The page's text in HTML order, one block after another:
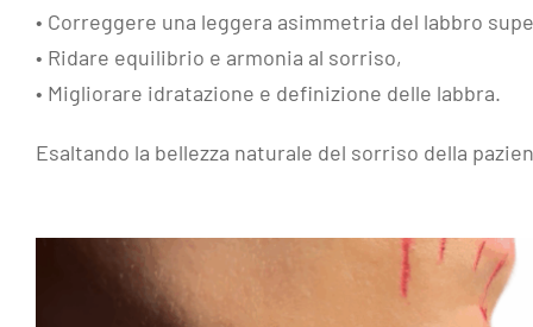
• Correggere una leggera asimmetria del labbro
• Ridare equilibrio e armonia al sorriso,
• Migliorare idratazione e definizione delle labbra.
Esaltando la bellezza naturale del sorriso della